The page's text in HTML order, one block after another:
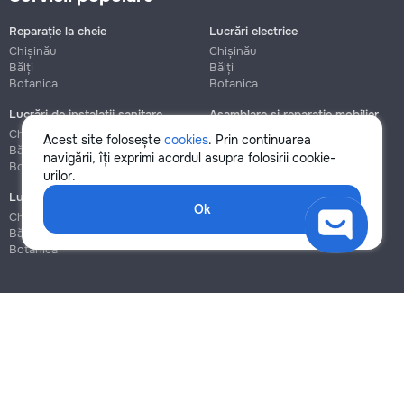
Acest site folosește cookies. Prin continuarea
navigării, îți exprimi acordul asupra folosirii cookie-
urilor.
Ok
Reparație la cheie
Chișinău
Bălți
Botanica
Lucrări electrice
Chișinău
Bălți
Botanica
Lucrări de instalații sanitare
Chișinău
Bălți
Botanica
Asamblare și reparație mobilier
Chișinău
Botanica
Lucrări de construcție și instalare
Chișinău
Bălți
Botanica